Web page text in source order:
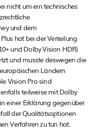
nicht um ein technisches
und dem
Plus hat bei der Verteilung
und Dolby Vision HDR)
und musste deswegen die
Ländern
Vision Pro sind
teilweise mit Dolby
einer Erklärung gegenüber
der Qualitätsoptionen
Verfahren zu tun hat.